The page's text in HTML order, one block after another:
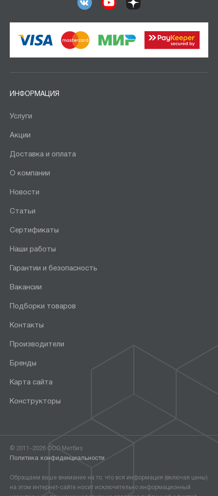
ИНФОРМАЦИЯ
Услуги
Акции
Доставка и оплата
О компании
Новости
Статьи
Сертификаты
Наши работы
Гарантии и безопасность
Вакансии
Подборки товаров
Контакты
Производители
Бренды
Карта сайта
Конструкторы
© 2011-2026 ООО Метбиз
Политика конфиденциальности
Обращаем ваше внимание на то, что вся информация (включая цены)
на этом интернет-сайте носит исключительно информационный